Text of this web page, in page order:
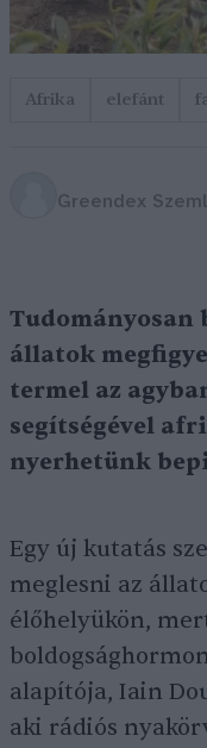
Afrika elefánt
Greendex
Tudományosan
állatok
termel az
segítségével
nyerhetünk
Egy új kutatás
meglesni az
élőhelyükön,
alapítója, Iain
aki rádiós